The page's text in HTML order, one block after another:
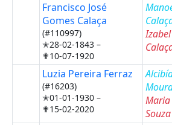
Francisco José
Gomes Calaça
(#110997)
✭28-02-1843 –
✟10-07-1920
Luzia Pereira Ferraz
(#16203)
✭01-01-1930 –
✟15-02-2020
Maria
Souza